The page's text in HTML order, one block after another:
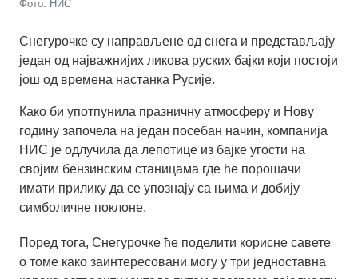
Фото: НИС
Снегурочке су направљене од снега и представљају
један од најважнијих ликова руских бајки који постоји
још од времена настанка Русије.
Како би употпунила празничну атмосферу и Нову
годину започела на један посебан начин, компанија
НИС је одлучила да лепотице из бајке угости на
својим бензинским станицама где ће порошачи
имати прилику да се упознају са њима и добију
симболичне поклоне.
Поред тога, Снегурочке ће поделити корисне савете
о томе како заинтересовани могу у три једноставна